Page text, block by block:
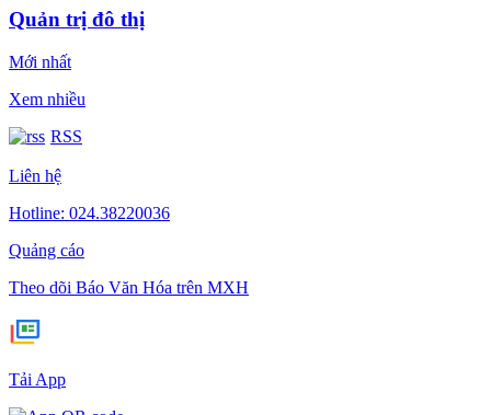
Quản trị đô thị
Mới nhất
Xem nhiều
RSS
Liên hệ
Hotline: 024.38220036
Quảng cáo
Theo dõi Báo Văn Hóa trên MXH
Tải App